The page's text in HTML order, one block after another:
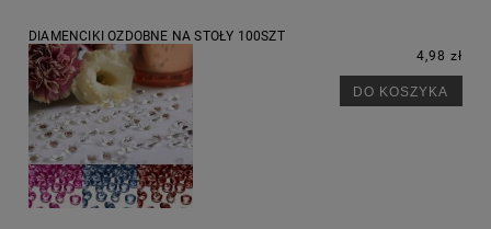
DIAMENCIKI OZDOBNE NA STOŁY 100SZT
4,98 zł
DO KOSZYKA